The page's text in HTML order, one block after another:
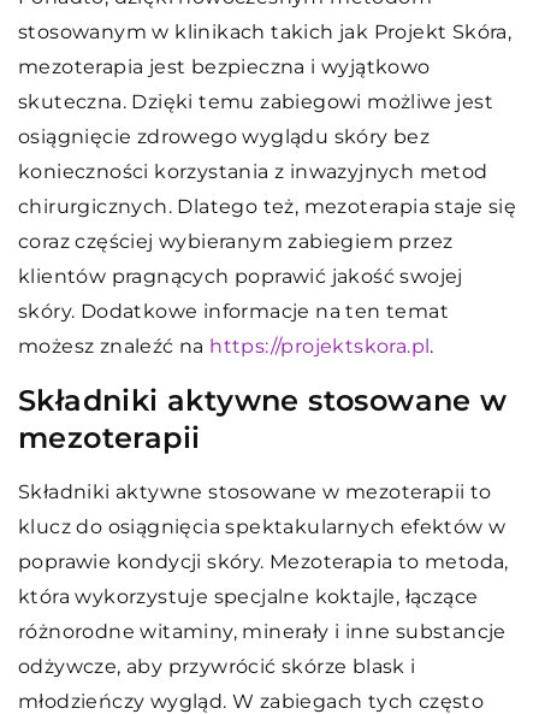
stosowanym w klinikach takich jak Projekt Skóra,
mezoterapia jest bezpieczna i wyjątkowo
skuteczna. Dzięki temu zabiegowi możliwe jest
osiągnięcie zdrowego wyglądu skóry bez
konieczności korzystania z inwazyjnych metod
chirurgicznych. Dlatego też, mezoterapia staje się
coraz częściej wybieranym zabiegiem przez
klientów pragnących poprawić jakość swojej
skóry. Dodatkowe informacje na ten temat
możesz znaleźć na https://projektskora.pl.
Składniki aktywne stosowane w
mezoterapii
Składniki aktywne stosowane w mezoterapii to
klucz do osiągnięcia spektakularnych efektów w
poprawie kondycji skóry. Mezoterapia to metoda,
która wykorzystuje specjalne koktajle, łączące
różnorodne witaminy, minerały i inne substancje
odżywcze, aby przywrócić skórze blask i
młodzieńczy wygląd. W zabiegach tych często